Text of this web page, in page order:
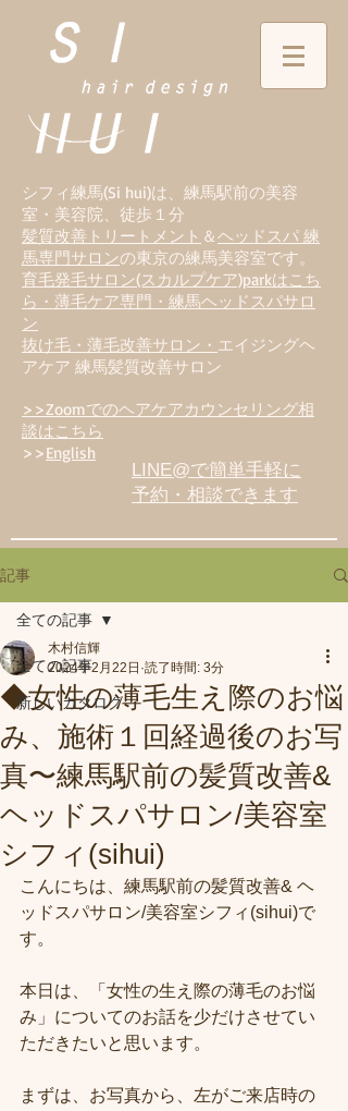
シフィ練馬(Si hui)は、 練馬駅前の美容
室・美容院、徒歩１分
髪質改善トリートメント ＆ヘッドスパ 練
馬専門サロンの東京の練馬美容室です。
育毛発毛サロン(スカルプケア)parkはこち
ら・薄毛ケア専門・練馬ヘッドスパサロ
ン
抜け毛・薄毛改善サロン・ エイジングヘ
アケア 練馬髪質改善サロン
>>Zoomでのヘアケアカウンセリング相
談はこちら
>>English
LINE@で簡単手軽に
予約・相談できます
記事
全ての記事
新しいカタログ
全ての記事
◆女性の薄毛生え際のお悩
み、施術１回経過後のお写
真〜練馬駅前の髪質改善&
ヘッドスパサロン/美容室
シフィ(sihui)
木村信輝
2024年2月22日 読了時間: 3分
こんにちは、練馬駅前の髪質改善& ヘ
ッドスパサロン/美容室シフィ(sihui)で
す。
本日は、「女性の生え際の薄毛のお悩
み」についてのお話を少だけさせてい
ただきたいと思います。
まずは、お写真から、左がご来店時の